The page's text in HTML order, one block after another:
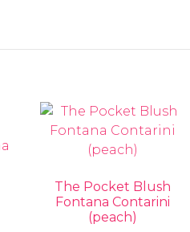
The Pocket Blush
Fontana Contarini
(peach)